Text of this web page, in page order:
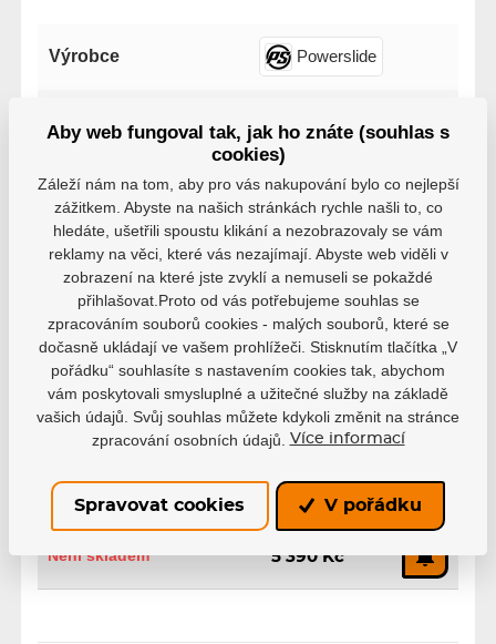
Výrobce Powerslide
Řada Iqon
Počet koleček 4x
Velikost koleček 80mm 100mm
Varianty
4x-3x, 100-80, 243mm, PS24
Není skladem 5 390 Kč
Aby web fungoval tak, jak ho znáte (souhlas s
cookies)
Záleží nám na tom, aby pro vás nakupování bylo co nejlepší
zážitkem. Abyste na našich stránkách rychle našli to, co
hledáte, ušetřili spoustu klikání a nezobrazovaly se vám
reklamy na věci, které vás nezajímají. Abyste web viděli v
zobrazení na které jste zvyklí a nemuseli se pokaždé
přihlašovat.Proto od vás potřebujeme souhlas se
zpracováním souborů cookies - malých souborů, které se
dočasně ukládají ve vašem prohlížeči. Stisknutím tlačítka „V
pořádku“ souhlasíte s nastavením cookies tak, abychom
vám poskytovali smysluplné a užitečné služby na základě
vašich údajů. Svůj souhlas můžete kdykoli změnit na stránce
zpracování osobních údajů.
Více informací
Spravovat cookies V pořádku